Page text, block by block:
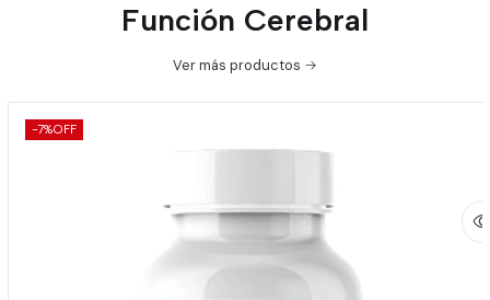
Función Cerebral
Ver más productos
-7%OFF